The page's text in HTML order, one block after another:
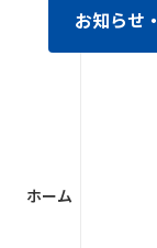
お知らせ
ホーム